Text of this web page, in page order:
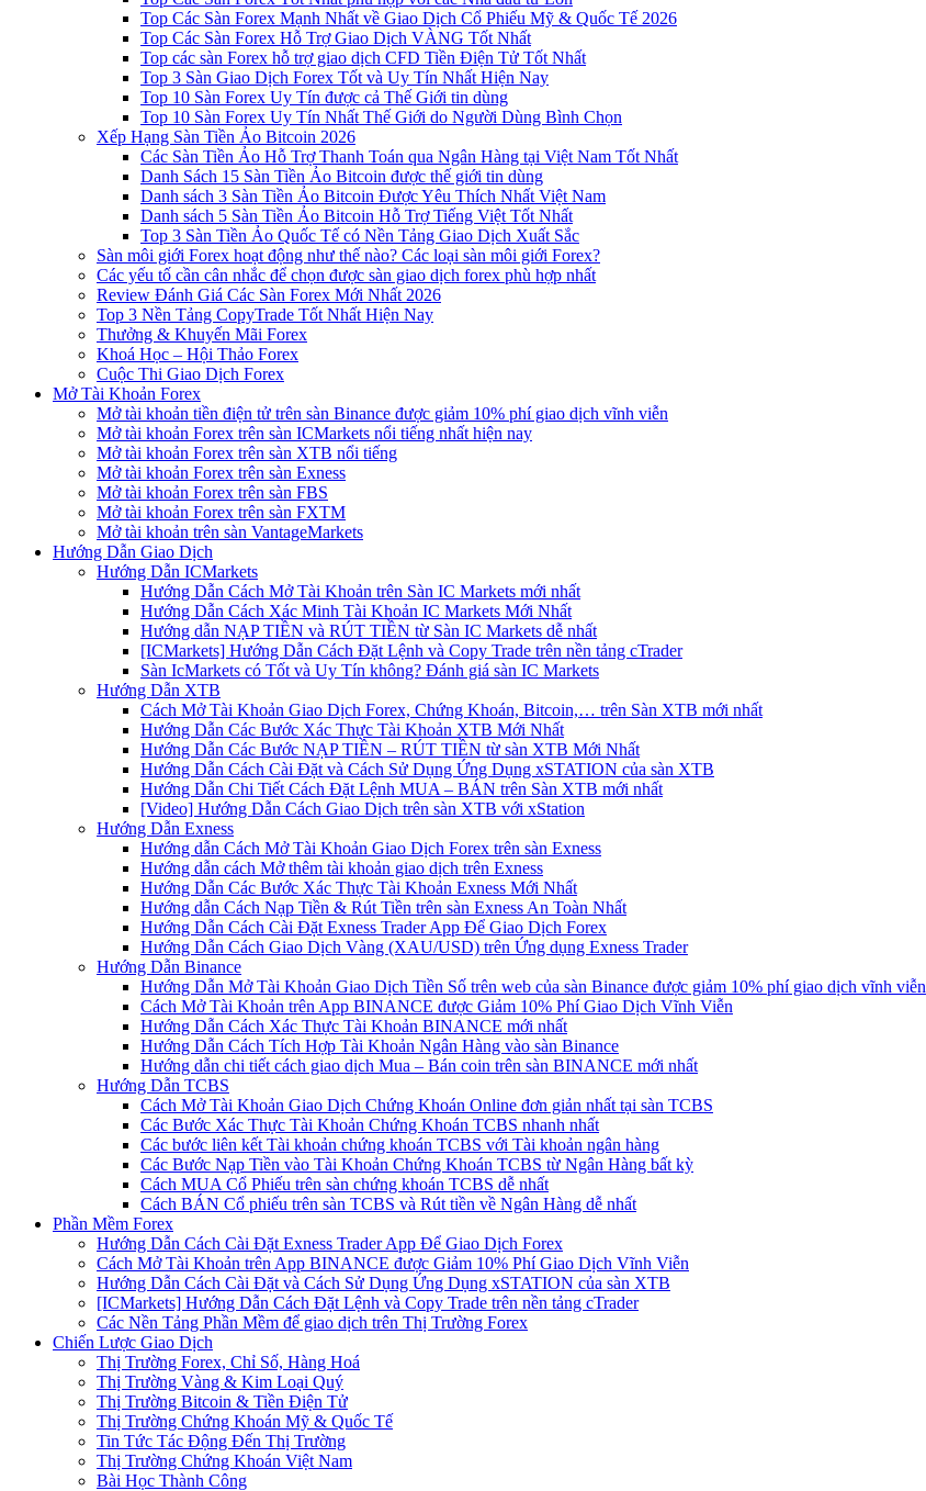
Top Các Sàn Forex Mạnh Nhất về Giao Dịch Cổ Phiếu Mỹ & Quốc Tế 2026
Top Các Sàn Forex Hỗ Trợ Giao Dịch VÀNG Tốt Nhất
Top các sàn Forex hỗ trợ giao dịch CFD Tiền Điện Tử Tốt Nhất
Top 3 Sàn Giao Dịch Forex Tốt và Uy Tín Nhất Hiện Nay
Top 10 Sàn Forex Uy Tín được cả Thế Giới tin dùng
Top 10 Sàn Forex Uy Tín Nhất Thế Giới do Người Dùng Bình Chọn
Xếp Hạng Sàn Tiền Ảo Bitcoin 2026
Các Sàn Tiền Ảo Hỗ Trợ Thanh Toán qua Ngân Hàng tại Việt Nam Tốt Nhất
Danh Sách 15 Sàn Tiền Ảo Bitcoin được thế giới tin dùng
Danh sách 3 Sàn Tiền Ảo Bitcoin Được Yêu Thích Nhất Việt Nam
Danh sách 5 Sàn Tiền Ảo Bitcoin Hỗ Trợ Tiếng Việt Tốt Nhất
Top 3 Sàn Tiền Ảo Quốc Tế có Nền Tảng Giao Dịch Xuất Sắc
Sàn môi giới Forex hoạt động như thế nào? Các loại sàn môi giới Forex?
Các yếu tố cần cân nhắc để chọn được sàn giao dịch forex phù hợp nhất
Review Đánh Giá Các Sàn Forex Mới Nhất 2026
Top 3 Nền Tảng CopyTrade Tốt Nhất Hiện Nay
Thưởng & Khuyến Mãi Forex
Khoá Học – Hội Thảo Forex
Cuộc Thi Giao Dịch Forex
Mở Tài Khoản Forex
Mở tài khoản tiền điện tử trên sàn Binance được giảm 10% phí giao dịch vĩnh viễn
Mở tài khoản Forex trên sàn ICMarkets nổi tiếng nhất hiện nay
Mở tài khoản Forex trên sàn XTB nổi tiếng
Mở tài khoản Forex trên sàn Exness
Mở tài khoản Forex trên sàn FBS
Mở tài khoản Forex trên sàn FXTM
Mở tài khoản trên sàn VantageMarkets
Hướng Dẫn Giao Dịch
Hướng Dẫn ICMarkets
Hướng Dẫn Cách Mở Tài Khoản trên Sàn IC Markets mới nhất
Hướng Dẫn Cách Xác Minh Tài Khoản IC Markets Mới Nhất
Hướng dẫn NẠP TIỀN và RÚT TIỀN từ Sàn IC Markets dễ nhất
[ICMarkets] Hướng Dẫn Cách Đặt Lệnh và Copy Trade trên nền tảng cTrader
Sàn IcMarkets có Tốt và Uy Tín không? Đánh giá sàn IC Markets
Hướng Dẫn XTB
Cách Mở Tài Khoản Giao Dịch Forex, Chứng Khoán, Bitcoin,… trên Sàn XTB mới nhất
Hướng Dẫn Các Bước Xác Thực Tài Khoản XTB Mới Nhất
Hướng Dẫn Các Bước NẠP TIỀN – RÚT TIỀN từ sàn XTB Mới Nhất
Hướng Dẫn Cách Cài Đặt và Cách Sử Dụng Ứng Dụng xSTATION của sàn XTB
Hướng Dẫn Chi Tiết Cách Đặt Lệnh MUA – BÁN trên Sàn XTB mới nhất
[Video] Hướng Dẫn Cách Giao Dịch trên sàn XTB với xStation
Hướng Dẫn Exness
Hướng dẫn Cách Mở Tài Khoản Giao Dịch Forex trên sàn Exness
Hướng dẫn cách Mở thêm tài khoản giao dịch trên Exness
Hướng Dẫn Các Bước Xác Thực Tài Khoản Exness Mới Nhất
Hướng dẫn Cách Nạp Tiền & Rút Tiền trên sàn Exness An Toàn Nhất
Hướng Dẫn Cách Cài Đặt Exness Trader App Để Giao Dịch Forex
Hướng Dẫn Cách Giao Dịch Vàng (XAU/USD) trên Ứng dụng Exness Trader
Hướng Dẫn Binance
Hướng Dẫn Mở Tài Khoản Giao Dịch Tiền Số trên web của sàn Binance được giảm 10% phí giao dịch vĩnh viễn
Cách Mở Tài Khoản trên App BINANCE được Giảm 10% Phí Giao Dịch Vĩnh Viễn
Hướng Dẫn Cách Xác Thực Tài Khoản BINANCE mới nhất
Hướng Dẫn Cách Tích Hợp Tài Khoản Ngân Hàng vào sàn Binance
Hướng dẫn chi tiết cách giao dịch Mua – Bán coin trên sàn BINANCE mới nhất
Hướng Dẫn TCBS
Cách Mở Tài Khoản Giao Dịch Chứng Khoán Online đơn giản nhất tại sàn TCBS
Các Bước Xác Thực Tài Khoản Chứng Khoán TCBS nhanh nhất
Các bước liên kết Tài khoản chứng khoán TCBS với Tài khoản ngân hàng
Các Bước Nạp Tiền vào Tài Khoản Chứng Khoán TCBS từ Ngân Hàng bất kỳ
Cách MUA Cổ Phiếu trên sàn chứng khoán TCBS dễ nhất
Cách BÁN Cổ phiếu trên sàn TCBS và Rút tiền về Ngân Hàng dễ nhất
Phần Mềm Forex
Hướng Dẫn Cách Cài Đặt Exness Trader App Để Giao Dịch Forex
Cách Mở Tài Khoản trên App BINANCE được Giảm 10% Phí Giao Dịch Vĩnh Viễn
Hướng Dẫn Cách Cài Đặt và Cách Sử Dụng Ứng Dụng xSTATION của sàn XTB
[ICMarkets] Hướng Dẫn Cách Đặt Lệnh và Copy Trade trên nền tảng cTrader
Các Nền Tảng Phần Mềm để giao dịch trên Thị Trường Forex
Chiến Lược Giao Dịch
Thị Trường Forex, Chỉ Số, Hàng Hoá
Thị Trường Vàng & Kim Loại Quý
Thị Trường Bitcoin & Tiền Điện Tử
Thị Trường Chứng Khoán Mỹ & Quốc Tế
Tin Tức Tác Động Đến Thị Trường
Thị Trường Chứng Khoán Việt Nam
Bài Học Thành Công